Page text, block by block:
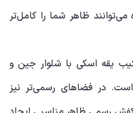
می‌توانند ظاهر شما را کامل‌تر
یقه اسکی با شلوار جین و
در فضاهای رسمی‌تر نیز